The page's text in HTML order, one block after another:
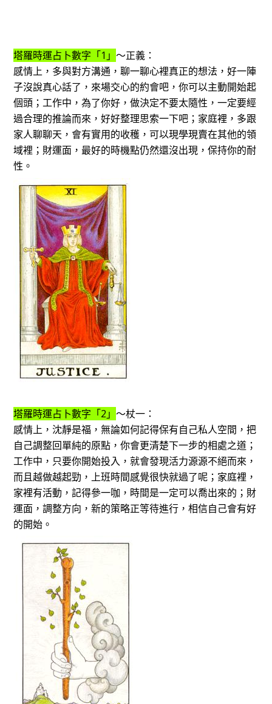
塔羅時運占卜數字「1」 ～正義：
感情上，多與對方溝通，聊一聊心裡真正的想法，好一陣
子沒說真心話了，來場交心的約會吧，你可以主動開始起
個頭；工作中，為了你好，做決定不要太隨性，一定要經
過合理的推論而來，好好整理思索一下吧；家庭裡，多跟
家人聊聊天，會有實用的收穫，可以現學現賣在其他的領
域裡；財運面，最好的時機點仍然還沒出現，保持你的耐
性。
塔羅時運占卜數字「2」 ～杖一：
感情上，沈靜是福，無論如何記得保有自己私人空間，把
自己調整回單純的原點，你會更清楚下一步的相處之道；
工作中，只要你開始投入，就會發現活力源源不絕而來，
而且越做越起勁，上班時間感覺很快就過了呢；家庭裡，
家裡有活動，記得參一咖，時間是一定可以喬出來的；財
運面，調整方向，新的策略正等待進行，相信自己會有好
的開始。